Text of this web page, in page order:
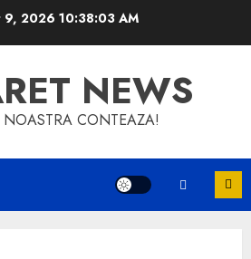
9, 2026 10:38:04 AM
NEWS
NOASTRA CONTEAZA!